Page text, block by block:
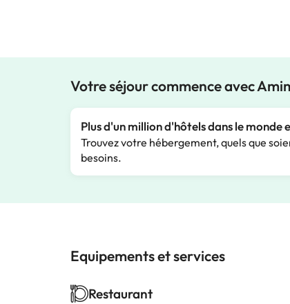
Votre séjour commence avec
Plus d'un million d'hôtels dans le monde
Trouvez votre hébergement, quels que
besoins.
Equipements et services
Restaurant